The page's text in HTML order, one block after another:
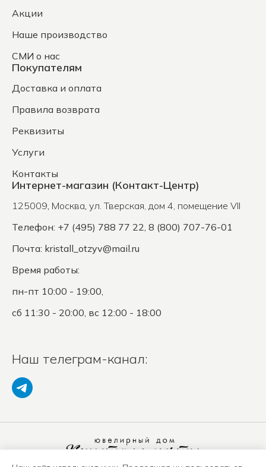
Акции
Наше производство
СМИ о нас
Покупателям
Доставка и оплата
Правила возврата
Реквизиты
Услуги
Контакты
Интернет-магазин (Контакт-Центр)
125009, Москва, ул. Тверская, дом 4, помещение VII
Телефон: +7 (495) 788 77 22, 8 (800) 707-76-01
Почта: kristall_otzyv@mail.ru
Время работы:
пн-пт 10:00 - 19:00,
сб 11:30 - 20:00, вс 12:00 - 18:00
Наш телеграм-канал: